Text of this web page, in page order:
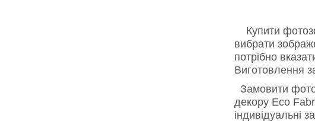
Купити
вибрати
потрібно
Виготовлення
Замовити
декору Eco
індивідуальні